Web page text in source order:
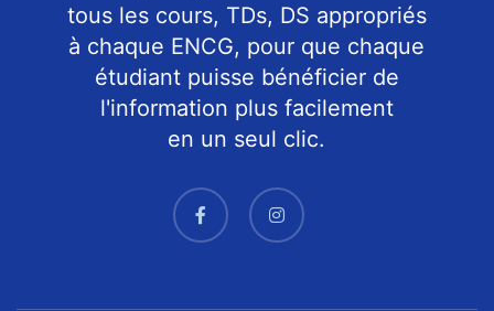
tous les cours, TDs, DS appropriés
à chaque ENCG, pour que chaque
étudiant puisse bénéficier de
l'information plus facilement
en un seul clic.